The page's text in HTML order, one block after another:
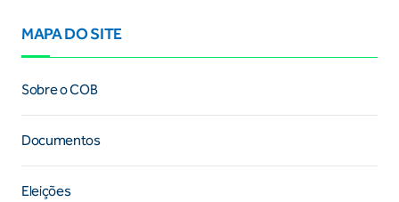
MAPA DO SITE
Sobre o COB
Documentos
Eleições